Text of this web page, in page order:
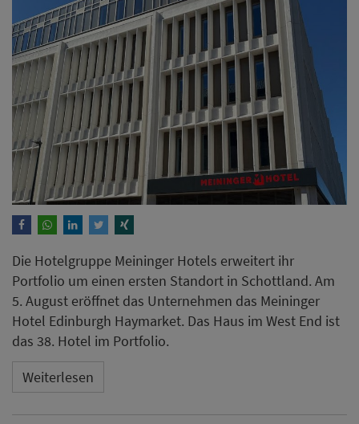
Die Hotelgruppe Meininger Hotels erweitert ihr
Portfolio um einen ersten Standort in Schottland. Am
5. August eröffnet das Unternehmen das Meininger
Hotel Edinburgh Haymarket. Das Haus im West End ist
das 38. Hotel im Portfolio.
Weiterlesen